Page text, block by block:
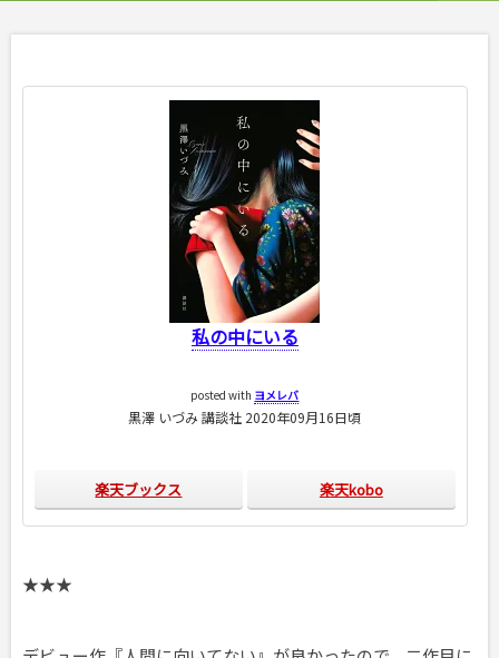
私の中にいる
posted with ヨメレバ
黒澤 いづみ 講談社 2020年09月16日頃
楽天ブックス 楽天kobo
★★★